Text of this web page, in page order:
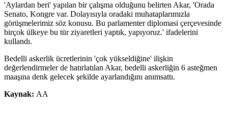
'Aylardan beri' yapılan bir çalışma olduğunu belirten Akar, 'Orada
Senato, Kongre var. Dolayısıyla oradaki muhataplarımızla
görüşmelerimiz söz konusu. Bu parlamenter diplomasi çerçevesinde
birçok ülkeye bu tür ziyaretleri yaptık, yapıyoruz.' ifadelerini
kullandı.
Bedelli askerlik ücretlerinin 'çok yükseldiğine' ilişkin
değerlendirmeler de hatırlatılan Akar, bedelli askerliğin 6 asteğmen
maaşına denk gelecek şekilde ayarlandığını anımsattı.
Kaynak: AA